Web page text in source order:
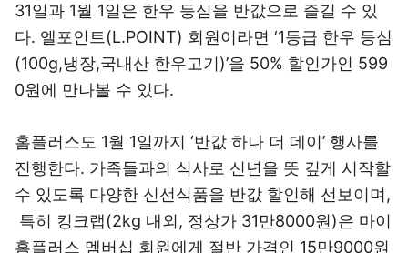
31일과 1월 1일은 한우 등심을 반값으로 즐길 수 있
다. 엘포인트(L.POINT) 회원이라면 ‘1등급 한우 등심
(100g,냉장,국내산 한우고기)’을 50% 할인가인 599
0원에 만나볼 수 있다.
홈플러스도 1월 1일까지 ‘반값 하나 더 데이’ 행사를
진행한다. 가족들과의 식사로 신년을 뜻 깊게 시작할
수 있도록 다양한 신선식품을 반값 할인해 선보이며,
특히 킹크랩(2kg 내외, 정상가 31만8000원)은 마이
홈플러스 멤버십 회원에게 절반 가격인 15만9000원